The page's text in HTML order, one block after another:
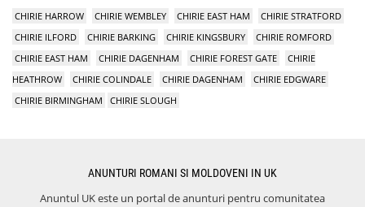
CHIRIE HARROW CHIRIE WEMBLEY CHIRIE EAST HAM
CHIRIE STRATFORD
CHIRIE ILFORD
CHIRIE BARKING CHIRIE KINGSBURY
CHIRIE ROMFORD
CHIRIE EAST HAM
CHIRIE DAGENHAM CHIRIE FOREST GATE
CHIRIE
HEATHROW
CHIRIE COLINDALE CHIRIE DAGENHAM
CHIRIE EDGWARE
CHIRIE BIRMINGHAM
CHIRIE SLOUGH
ANUNTURI ROMANI SI MOLDOVENI IN UK
Anuntul UK este un portal de anunturi pentru comunitatea